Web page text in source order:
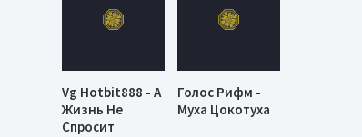
Vg Hotbit888 - А
Жизнь Не
Спросит
Голос Рифм -
Муха Цокотуха